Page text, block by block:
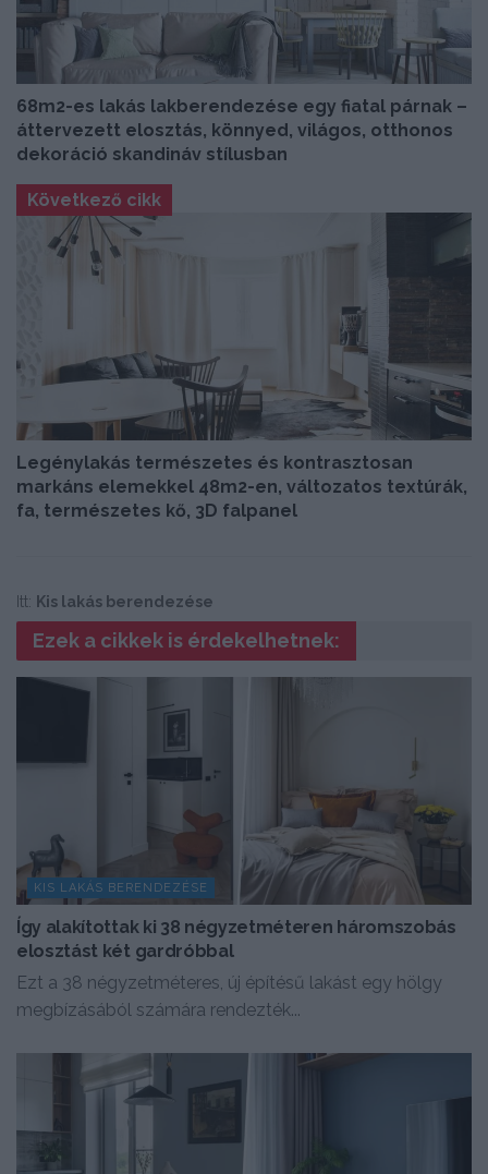
68m2-es lakás lakberendezése egy fiatal párnak –
áttervezett elosztás, könnyed, világos, otthonos
dekoráció skandináv stílusban
Következő cikk
Legénylakás természetes és kontrasztosan
markáns elemekkel 48m2-en, változatos textúrák,
fa, természetes kő, 3D falpanel
Itt: Kis lakás berendezése
Ezek a cikkek is érdekelhetnek:
KIS LAKÁS BERENDEZÉSE
Így alakítottak ki 38 négyzetméteren háromszobás
elosztást két gardróbbal
Ezt a 38 négyzetméteres, új építésű lakást egy hölgy
megbízásából számára rendezték...